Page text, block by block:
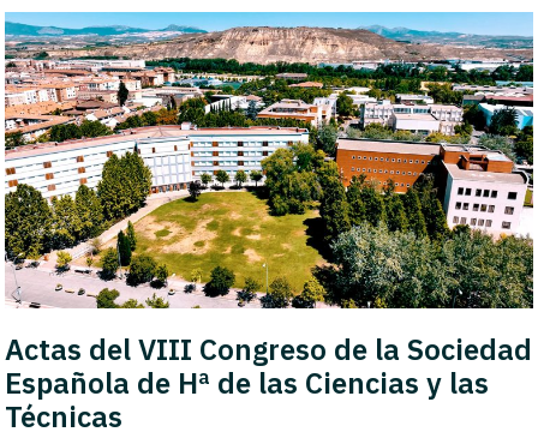
Actas del VIII Congreso de la Sociedad
Española de Hª de las Ciencias y las
Técnicas